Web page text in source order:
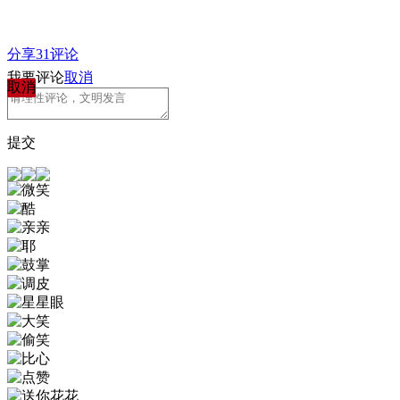
分享31评论
取消
我要评论取消
提交